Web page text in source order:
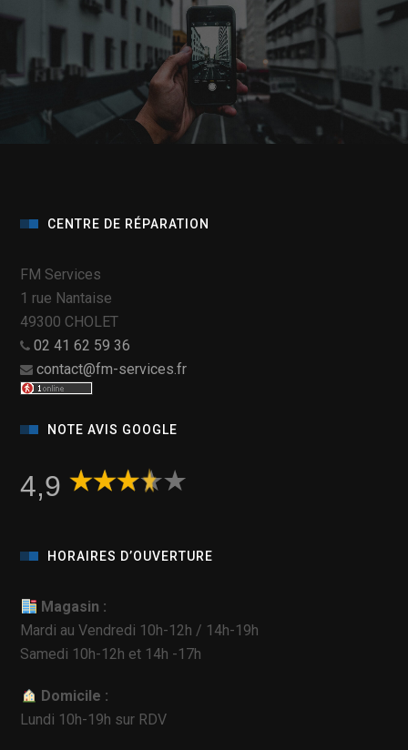
CENTRE DE RÉPARATION
FM Services
1 rue Nantaise
49300 CHOLET
02 41 62 59 36
contact@fm-services.fr
NOTE AVIS GOOGLE
4,9
HORAIRES D’OUVERTURE
Magasin :
Mardi au Vendredi 10h-12h / 14h-19h
Samedi 10h-12h et 14h -17h
Domicile :
Lundi 10h-19h sur RDV